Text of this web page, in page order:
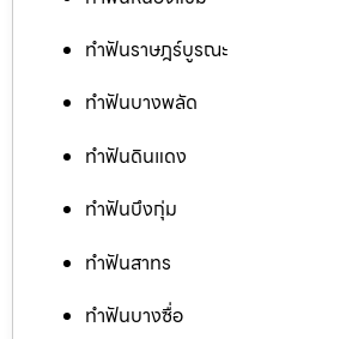
ทำฟันราษฎร์บูรณะ
ทำฟันบางพลัด
ทำฟันดินแดง
ทำฟันบึงกุ่ม
ทำฟันสาทร
ทำฟันบางซื่อ